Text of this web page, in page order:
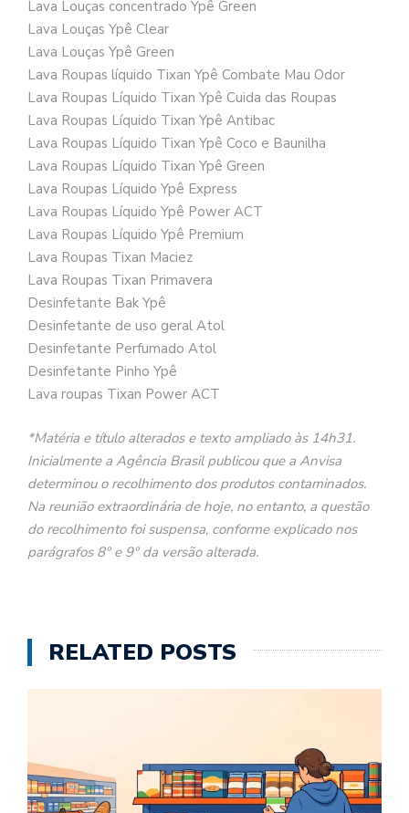
Lava Louças concentrado Ypê Green
Lava Louças Ypê Clear
Lava Louças Ypê Green
Lava Roupas líquido Tixan Ypê Combate Mau Odor
Lava Roupas Líquido Tixan Ypê Cuida das Roupas
Lava Roupas Líquido Tixan Ypê Antibac
Lava Roupas Líquido Tixan Ypê Coco e Baunilha
Lava Roupas Líquido Tixan Ypê Green
Lava Roupas Líquido Ypê Express
Lava Roupas Líquido Ypê Power ACT
Lava Roupas Líquido Ypê Premium
Lava Roupas Tixan Maciez
Lava Roupas Tixan Primavera
Desinfetante Bak Ypê
Desinfetante de uso geral Atol
Desinfetante Perfumado Atol
Desinfetante Pinho Ypê
Lava roupas Tixan Power ACT
*Matéria e título alterados e texto ampliado às 14h31.
Inicialmente a Agência Brasil publicou que a Anvisa
determinou o recolhimento dos produtos contaminados.
Na reunião extraordinária de hoje, no entanto, a questão
do recolhimento foi suspensa, conforme explicado nos
parágrafos 8° e 9° da versão alterada.
RELATED POSTS